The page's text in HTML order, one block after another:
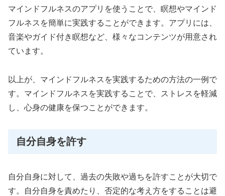
マインドフルネスのアプリを使うことで、瞑想やマインド
フルネスを簡単に実践することができます。アプリには、
音楽やガイド付き瞑想など、様々なコンテンツが用意され
ています。
以上が、マインドフルネスを実践するための方法の一例で
す。マインドフルネスを実践することで、ストレスを軽減
し、心身の健康を保つことができます。
自分自身を許す
自分自身に対して、過去の失敗や過ちを許すことが大切で
す。自分自身を責めたり、否定的な考え方をすることは避